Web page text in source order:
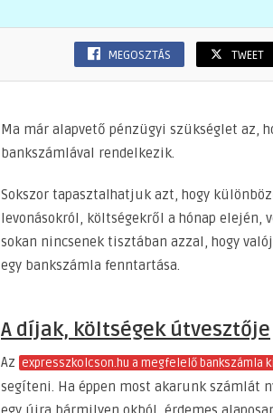
MEGOSZTÁS TWEET
Ma már alapvető pénzügyi szükséglet az,
bankszámlával rendelkezik.
Sokszor tapasztalhatjuk azt, hogy
levonásokról, költségekről a hónap elején,
sokan nincsenek tisztában azzal, hogy
egy bankszámla fenntartása.
A díjak, költségek útvesztője
Az expresszkolcson.hu a megfelelő bankszámla
segíteni. Ha éppen most akarunk számlát